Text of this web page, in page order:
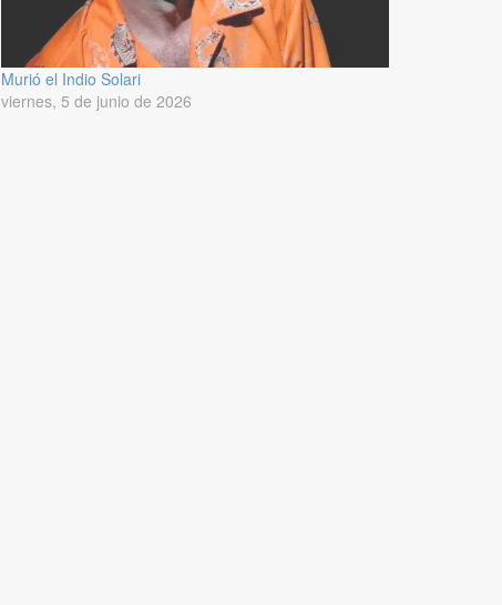
Murió el Indio Solari
viernes, 5 de junio de 2026